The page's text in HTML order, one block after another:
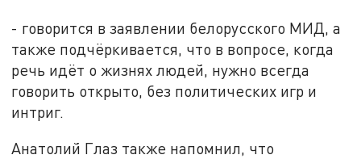
- говорится в заявлении белорусского МИД, а
также подчёркивается, что в вопросе, когда
речь идёт о жизнях людей, нужно всегда
говорить открыто, без политических игр и
интриг.
Анатолий Глаз также напомнил, что